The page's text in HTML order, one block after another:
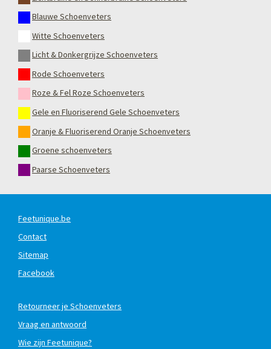
Blauwe Schoenveters
Witte Schoenveters
Licht & Donkergrijze Schoenveters
Rode Schoenveters
Roze & Fel Roze Schoenveters
Gele en Fluoriserend Gele Schoenveters
Oranje & Fluoriserend Oranje Schoenveters
Groene schoenveters
Paarse Schoenveters
Feetunique.be
Contact
Sitemap
Facebook
Retourneer je Schoenveters
Vraag en antwoord
Wie zijn Feetunique?